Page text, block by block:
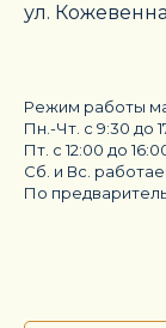
ул.
Режим работы
Пн.-Чт. с 9:30 до
Пт. с 12:00 до
Сб. и Вс.
По